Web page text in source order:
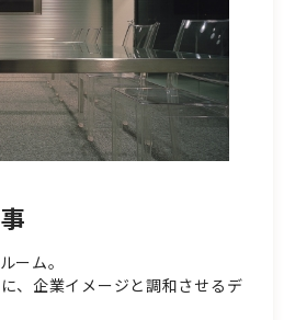
ーム。
、企業イメージと調和させるデ